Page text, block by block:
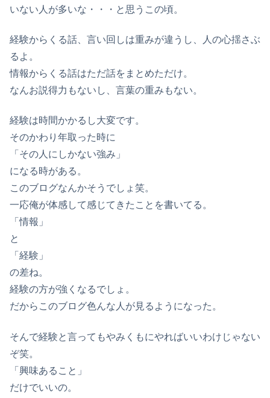
いない人が多いな・・・と思うこの頃。
経験からくる話、言い回しは重みが違うし、人の心揺さぶ
るよ。
情報からくる話はただ話をまとめただけ。
なんお説得力もないし、言葉の重みもない。
経験は時間かかるし大変です。
そのかわり年取った時に
「その人にしかない強み」
になる時がある。
このブログなんかそうでしょ笑。
一応俺が体感して感じてきたことを書いてる。
「情報」
と
「経験」
の差ね。
経験の方が強くなるでしょ。
だからこのブログ色んな人が見るようになった。
そんで経験と言ってもやみくもにやればいいわけじゃない
ぞ笑。
「興味あること」
だけでいいの。